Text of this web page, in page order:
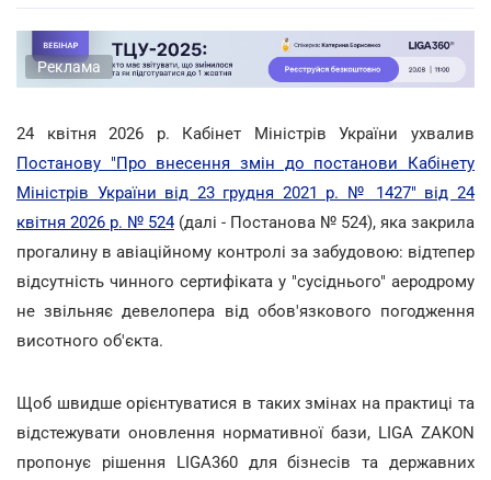
Реклама
24 квітня 2026 р. Кабінет Міністрів України ухвалив
Постанову "Про внесення змін до постанови Кабінету
Міністрів України від 23 грудня 2021 р. № 1427" від 24
квітня 2026 р. № 524(далі - Постанова № 524), яка закрила
прогалину в авіаційному контролі за забудовою: відтепер
відсутність чинного сертифіката у "сусіднього" аеродрому
не звільняє девелопера від обов'язкового погодження
висотного об'єкта.
Щоб швидше орієнтуватися в таких змінах на практиці та
відстежувати оновлення нормативної бази, LIGA ZAKON
пропонує рішення LIGA360 для бізнесів та державних